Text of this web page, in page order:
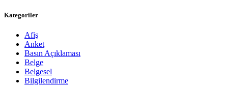
Kategoriler
Afiş
Anket
Basın Açıklaması
Belge
Belgesel
Bilgilendirme